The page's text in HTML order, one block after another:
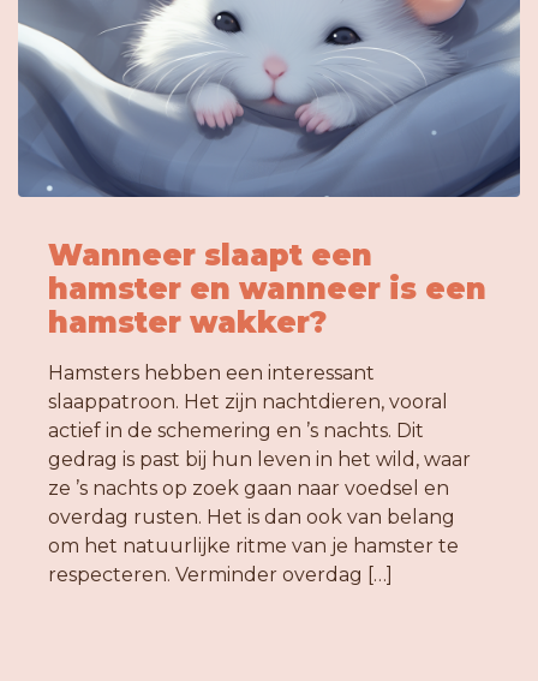
Wanneer slaapt een
hamster en wanneer is een
hamster wakker?
Hamsters hebben een interessant
slaappatroon. Het zijn nachtdieren, vooral
actief in de schemering en ’s nachts. Dit
gedrag is past bij hun leven in het wild, waar
ze ’s nachts op zoek gaan naar voedsel en
overdag rusten. Het is dan ook van belang
om het natuurlijke ritme van je hamster te
respecteren. Verminder overdag […]